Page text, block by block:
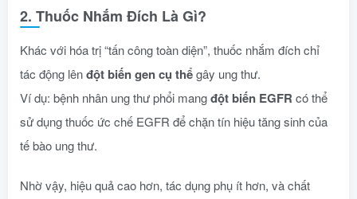
2. Thuốc Nhắm Đích Là Gì?
Khác với hóa trị “tấn công toàn diện”, thuốc nhắm đích chỉ
tác động lênđột biến gen cụ thểgây ung thư.
Ví dụ: bệnh nhân ung thư phổi mangđột biến EGFR có thể
sử dụng thuốc ức chế EGFR để chặn tín hiệu tăng sinh của
tế bào ung thư.
Nhờ vậy, hiệu quả cao hơn, tác dụng phụ ít hơn, và chất